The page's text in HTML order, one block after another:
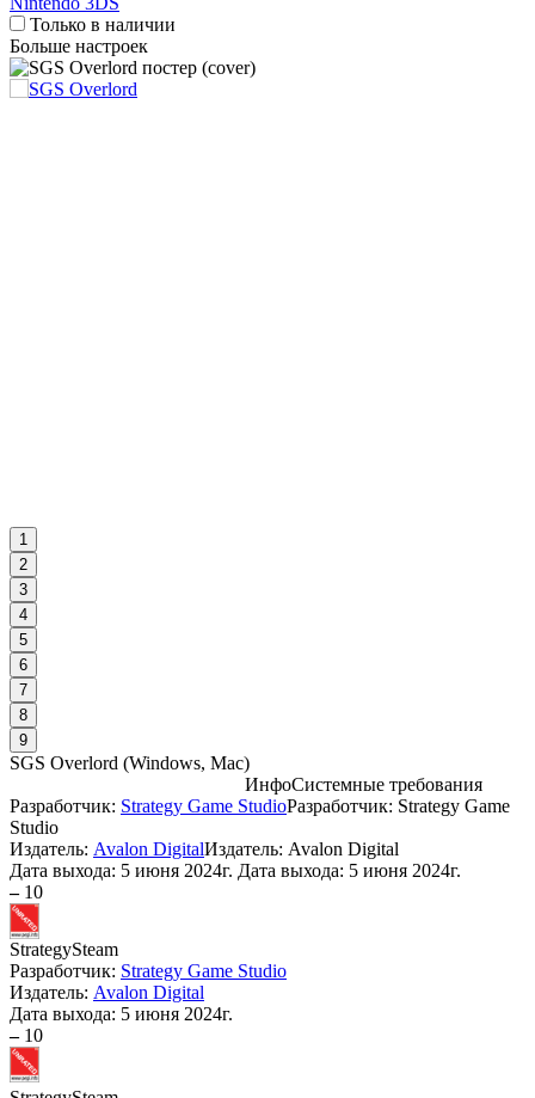
Только в наличии
Больше настроек
1
2
3
4
5
6
7
8
9
SGS Overlord (Windows, Mac)
ИнфоСистемные требования
Разработчик: Strategy Game StudioРазработчик: Strategy Game
Studio
Издатель: Avalon DigitalИздатель: Avalon Digital
Дата выхода: 5 июня 2024г. Дата выхода: 5 июня 2024г.
– 10
StrategySteam
Разработчик: Strategy Game Studio
Издатель: Avalon Digital
Дата выхода: 5 июня 2024г.
– 10